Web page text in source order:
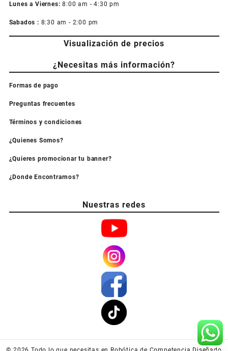
Lunes a Viernes: 8:00 am - 4:30 pm
Sabados : 8:30 am - 2:00 pm
Visualización de precios
¿Necesitas más información?
Formas de pago
Preguntas frecuentes
Términos y condiciones
¿Quienes Somos?
¿Quieres promocionar tu banner?
¿Donde Encontrarnos?
Nuestras redes